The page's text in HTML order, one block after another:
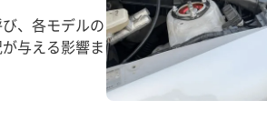
、各モデルの
与える影響ま